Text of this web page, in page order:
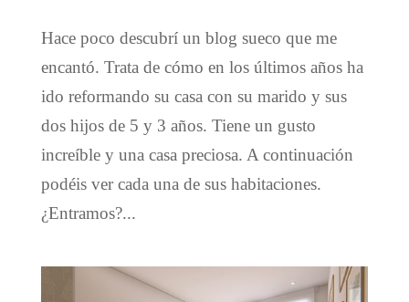
Hace poco descubrí un blog sueco que me
encantó. Trata de cómo en los últimos años ha
ido reformando su casa con su marido y sus
dos hijos de 5 y 3 años. Tiene un gusto
increíble y una casa preciosa. A continuación
podéis ver cada una de sus habitaciones.
¿Entramos?...